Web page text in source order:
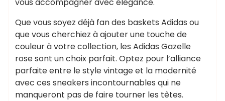
Que vous soyez déjà fan des baskets Adidas ou
que vous cherchiez à ajouter une touche de
couleur à votre collection, les Adidas Gazelle
rose sont un choix parfait. Optez pour l’alliance
parfaite entre le style vintage et la modernité
avec ces sneakers incontournables qui ne
manqueront pas de faire tourner les têtes.